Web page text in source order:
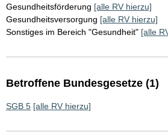
Gesundheitsförderung [alle RV hierzu]
Gesundheitsversorgung [alle RV hierzu]
Sonstiges im Bereich "Gesundheit" [alle
Betroffene Bundesgesetze (1)
SGB 5 [alle RV hierzu]